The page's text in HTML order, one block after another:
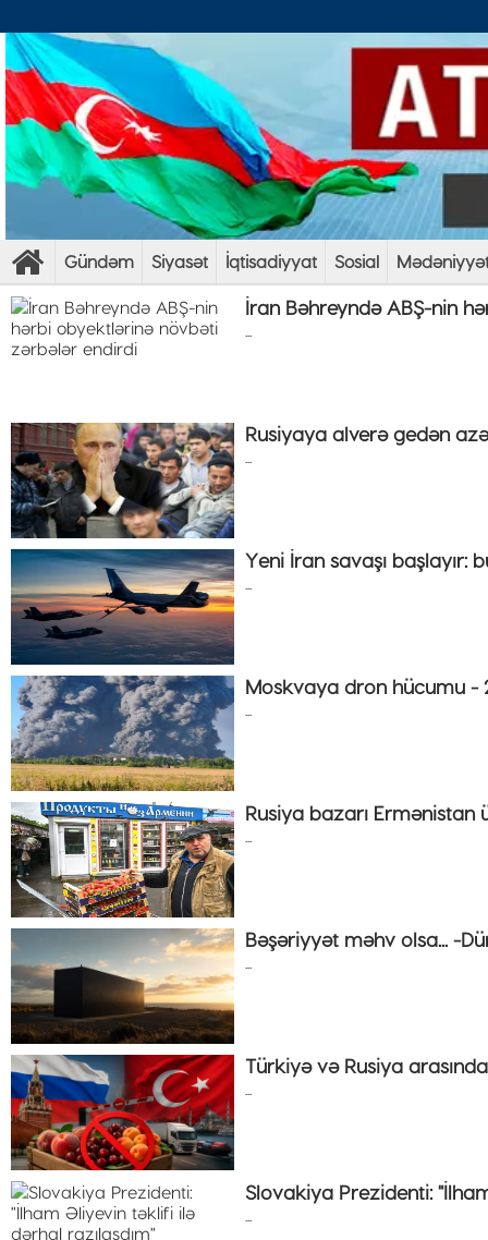
Gündəm Siyasət İqtisadiyyat Sosial
İran Bəhreyndə ABŞ-nin
Rusiyaya alverə gedən
Yeni İran savaşı başlayır:
Moskvaya dron hücumu -
Rusiya bazarı
Bəşəriyyət məhv olsa... -
Türkiyə və Rusiya
Slovakiya Prezidenti: